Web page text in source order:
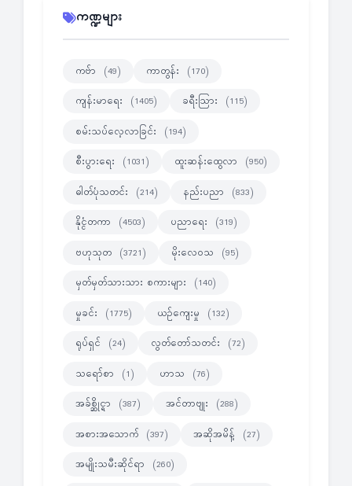
ကဏ္ဍများ
ကဗ်ာ (49) ကာတွန်း (170)
ကျန်းမာရေး (1405) ခရီးသြား (115)
စမ်းသပ်လေ့လာခြင်း (194)
စီးပွားရေး (1031) ထူးဆန်းထွေလာ (950)
ဓါတ်ပုံသတင်း (214) နည်းပညာ (833)
နိုင္ငံတကာ (4503) ပညာရေး (319)
ဗဟုသုတ (3721) မိုးလေဝသ (95)
မှတ်မှတ်သားသား စကားများ (140)
မှုခင်း (1775) ယဉ်ကျေးမှု (132)
ရုပ်ရှင် (24) လွတ်တော်သတင်း (72)
သရော်စာ (1) ဟာသ (76)
အခ်စ္ဆိုင္ရာ (387) အင်တာဗျုး (288)
အစားအသောက် (397) အဆိုအမိန့် (27)
အမျိုးသမီးဆိုင်ရာ (260)